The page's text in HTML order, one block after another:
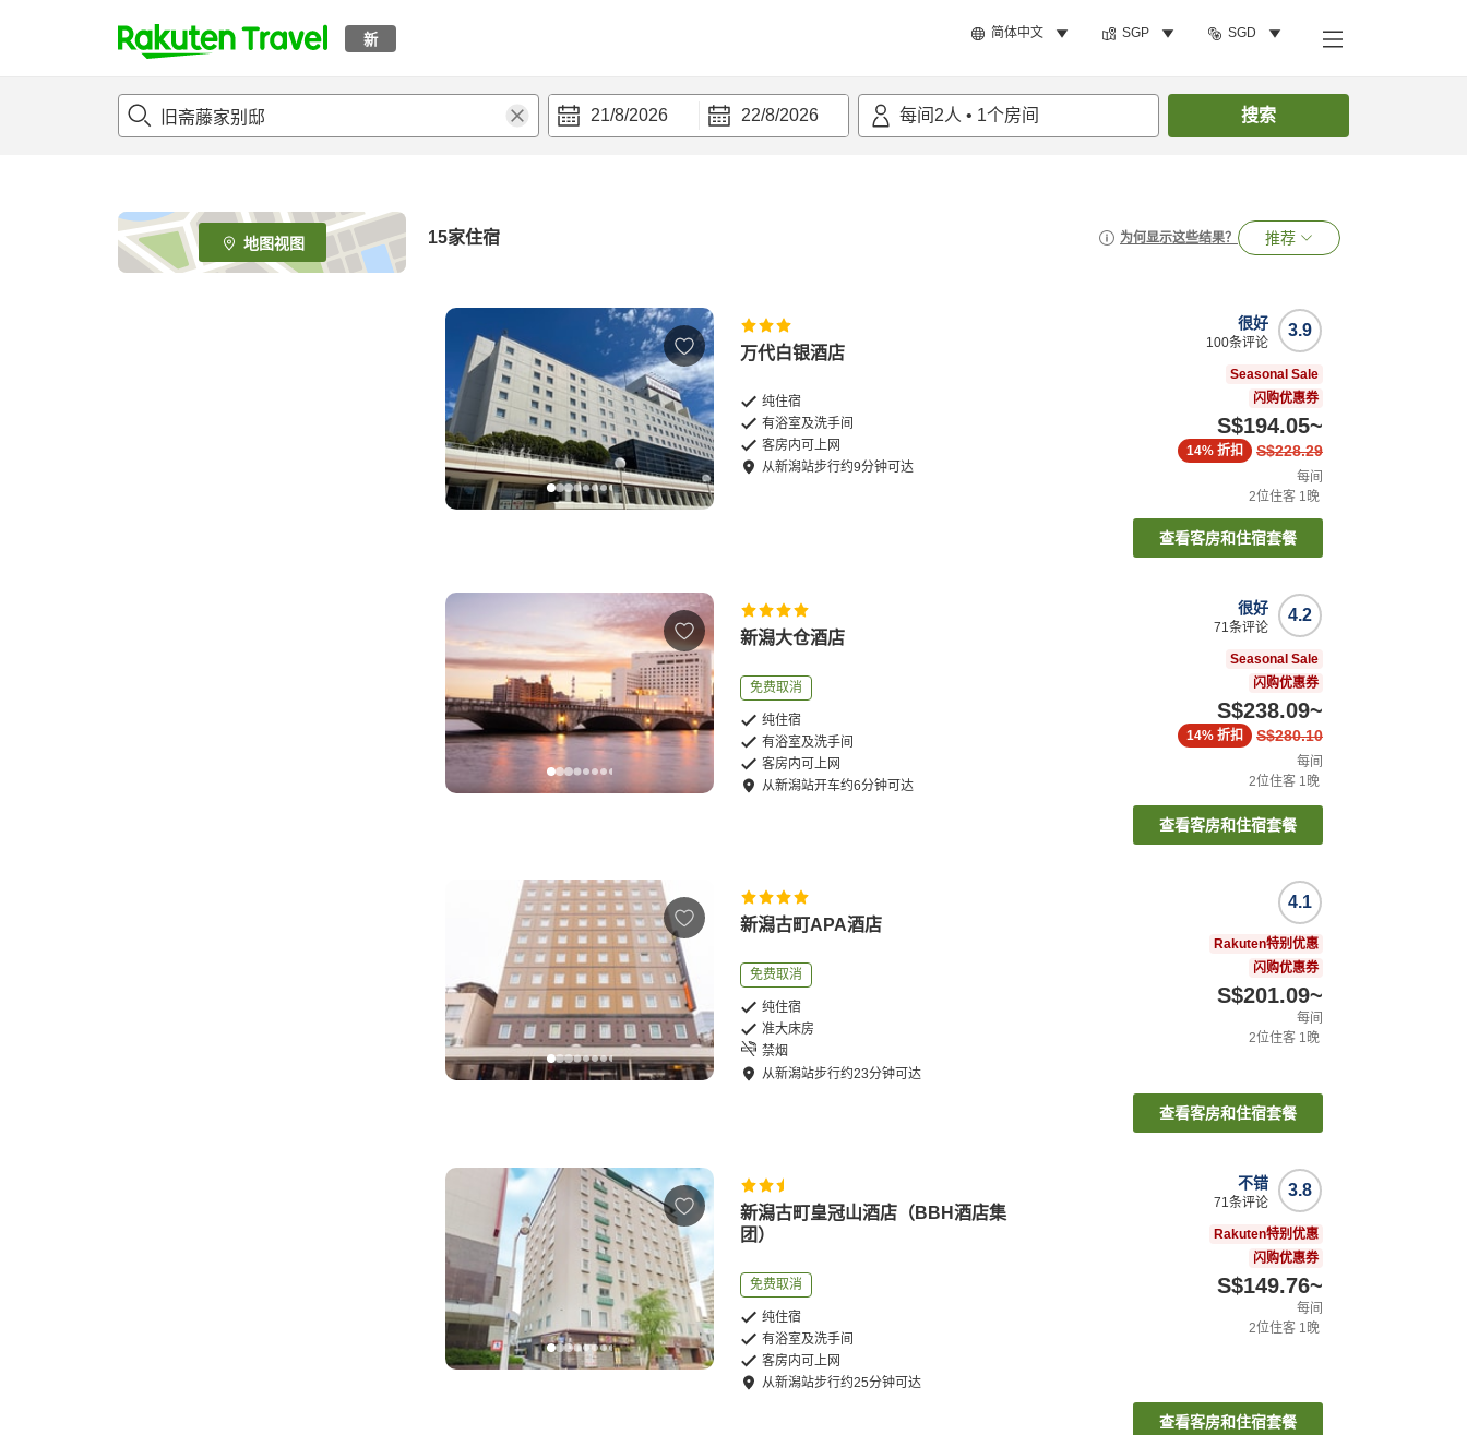
新 简体中文 SGP SGD
t
p
e
_
s
21/8/2026 22/8/2026 每间 2人 • 1个房间 搜索
地图视图 15家住宿 为何显示这些结果？ 推荐
万代白银酒店
纯住宿
有浴室及洗手间
客房内可上网
从新潟站步行约9分钟可达
3.9
很好
100条评论
Seasonal Sale
闪购优惠券
S$194.05~
S$228.29
14% 折扣
每间
2位住客 1晚
查看客房和住宿套餐
新潟大仓酒店
免费取消
纯住宿
有浴室及洗手间
客房内可上网
从新潟站开车约6分钟可达
4.2
很好
71 条评论
Seasonal Sale
闪购优惠券
S$238.09~
S$280.10
14% 折扣
每间
2位住客 1 晚
查看客房和住宿套餐
新潟古町APA酒店
免费取消
纯住宿
准大床房
禁烟
从新潟站步行约23分钟可达
4.1
Rakuten特别优惠
闪购优惠券
S$201.09~
每间
2位住客 1 晚
查看客房和住宿套餐
新潟古町皇冠山酒店（BBH酒店集
团）
免费取消
纯住宿
有浴室及洗手间
客房内可上网
从新潟站步行约25分钟可达
3.8
不错
71条评论
Rakuten特别优惠
闪购优惠券
S$149.76~
每间
2位住客 1晚
查看客房和住宿套餐